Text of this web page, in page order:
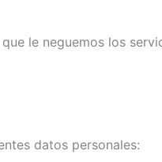
le neguemos los
datos personales: